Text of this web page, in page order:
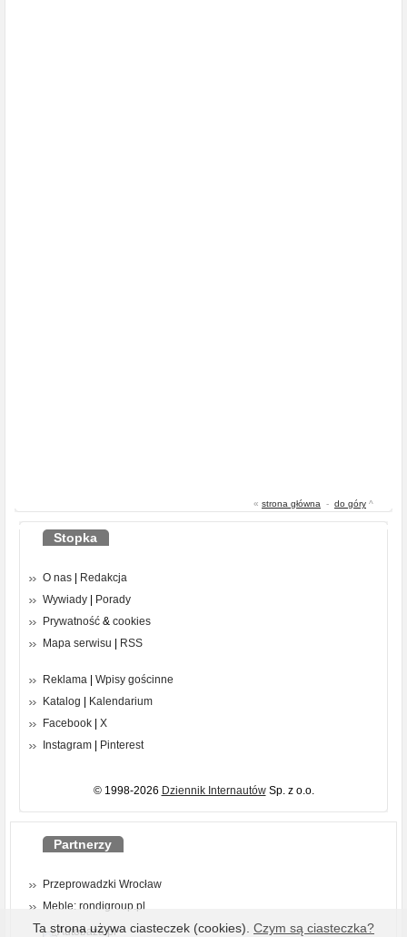
« strona główna - do góry ^
Stopka
O nas
Redakcja
Wywiady
Porady
Prywatność & cookies
Mapa serwisu
RSS
Reklama
Wpisy gościnne
Katalog
Kalendarium
Facebook
X
Instagram
Pinterest
© 1998-2026 Dziennik InternautówSp. z o.o.
Partnerzy
Przeprowadzki Wrocław
Meble: rondigroup.pl
Ta strona używa ciasteczek (cookies). Czym są ciasteczka?